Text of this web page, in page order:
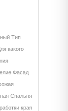
Тип
какого
Фасад
Спальня
края